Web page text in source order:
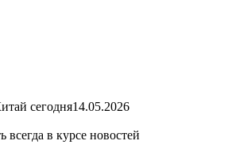
сегодня14.05.2026
в курсе новостей